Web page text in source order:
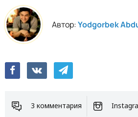
Автор:Yodgorbek
3 комментария